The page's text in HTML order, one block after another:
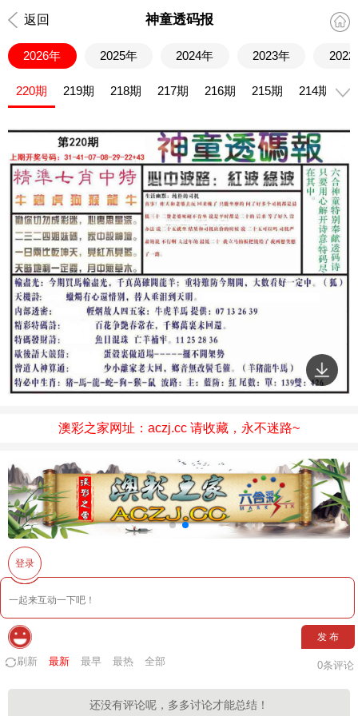
返回 神童透码报
2026年 2025年 2024年 2023年 2022
220期 219期 218期 217期 216期 215期 214期
澳彩之家网址：aczj.cc 请收藏，永不迷路~
登录
发 布
刷新 最新 最早 最热 全部 0条评论
还没有评论呢，多多讨论才能总结！